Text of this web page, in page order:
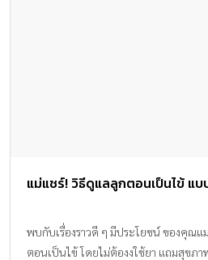
แม่แชร์! วิธีดูแลลูกตอนเป็นไข้ แบ
พบกับเรื่องราวดี ๆ มีประโยชน์ ของคุณ
ตอนเป็นไข้ โดยไม่ต้องงใช้ยา แถมสุขภา